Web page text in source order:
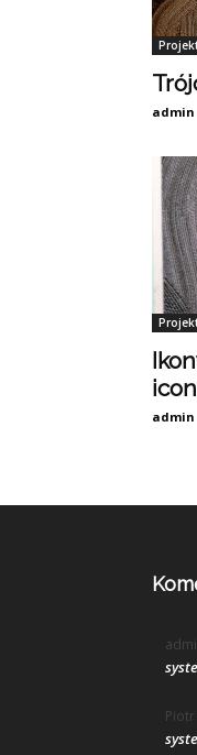
admin
admin
Piotr